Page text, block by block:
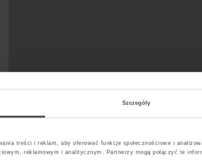
Szczegóły
treści i reklam, aby oferować funkcje społecznościowe i
reklamowym i analitycznym. Partnerzy mogą połączyć te